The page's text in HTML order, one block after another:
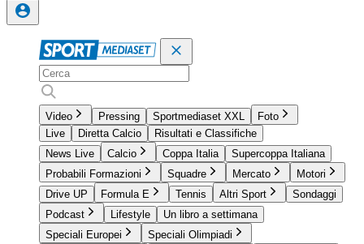
Video Pressing Sportmediaset XXL
Foto
Live
Diretta Calcio
Risultati e Classifiche
News Live
Calcio Coppa Italia
Supercoppa Italiana
Probabili Formazioni
Squadre Mercato
Motori
Drive UP
Formula E Tennis Altri Sport
Sondaggi
Podcast
Lifestyle
Un libro a settimana
Speciali Europei
Speciali Olimpiadi